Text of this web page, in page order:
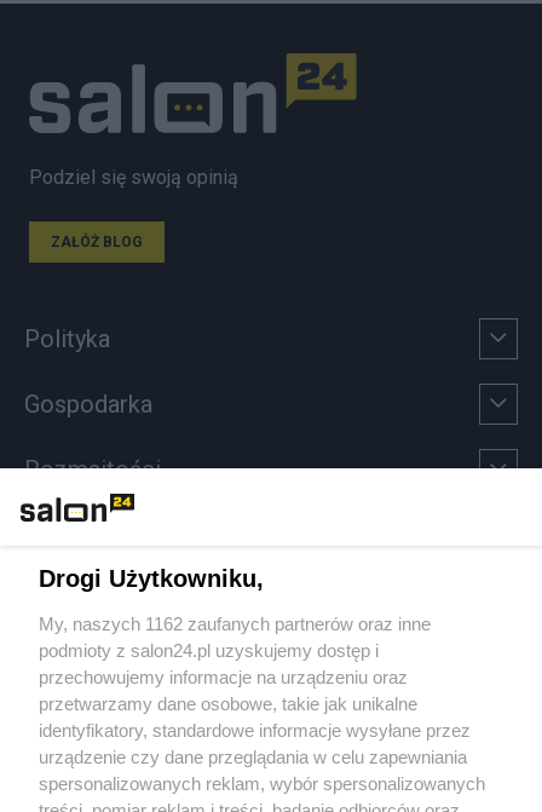
Podziel się swoją opinią
ZAŁÓŻ BLOG
Polityka
Gospodarka
Rozmaitości
Sport
Społeczeństwo
Kultura
Drogi Użytkowniku,
My, naszych 1162 zaufanych partnerów oraz inne
podmioty z salon24.pl uzyskujemy dostęp i
przechowujemy informacje na urządzeniu oraz
przetwarzamy dane osobowe, takie jak unikalne
identyfikatory, standardowe informacje wysyłane przez
urządzenie czy dane przeglądania w celu zapewniania
spersonalizowanych reklam, wybór spersonalizowanych